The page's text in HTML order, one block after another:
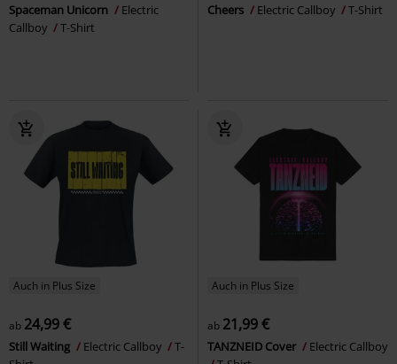
Spaceman Unicorn
Electric
Callboy
T-Shirt
Cheers Electric Callboy T-Shirt
Auch in Plus Size
ab 24,99 €
Still Waiting Electric Callboy
T-
Auch in Plus Size
ab 21,99 €
TANZNEID Cover
Electric Callboy